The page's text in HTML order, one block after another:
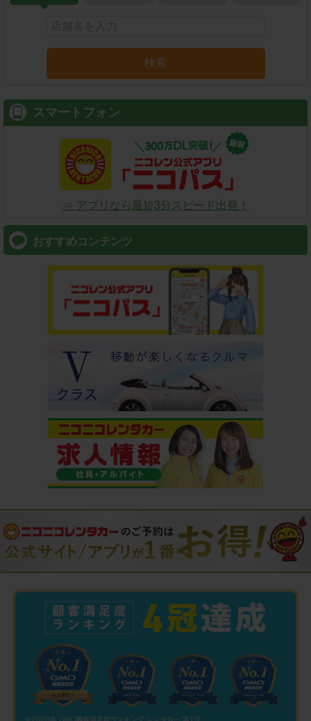
検索
スマートフォン
⇒ アプリなら最短3分スピード出発！
おすすめコンテンツ